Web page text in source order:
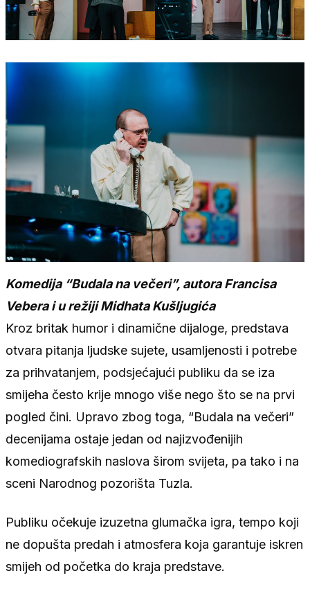
Komedija “Budala na večeri”, autora Francisa
Vebera i u režiji Midhata Kušljugića
Kroz britak humor i dinamične dijaloge, predstava
otvara pitanja ljudske sujete, usamljenosti i potrebe
za prihvatanjem, podsjećajući publiku da se iza
smijeha često krije mnogo više nego što se na prvi
pogled čini. Upravo zbog toga, “Budala na večeri”
decenijama ostaje jedan od najizvođenijih
komediografskih naslova širom svijeta, pa tako i na
sceni Narodnog pozorišta Tuzla.
Publiku očekuje izuzetna glumačka igra, tempo koji
ne dopušta predah i atmosfera koja garantuje iskren
smijeh od početka do kraja predstave.